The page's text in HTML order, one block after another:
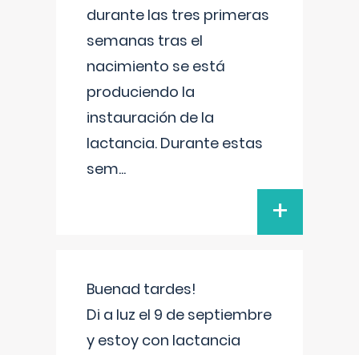
durante las tres primeras
semanas tras el
nacimiento se está
produciendo la
instauración de la
lactancia. Durante estas
sem...
+
Buenad tardes!
Di a luz el 9 de septiembre
y estoy con lactancia